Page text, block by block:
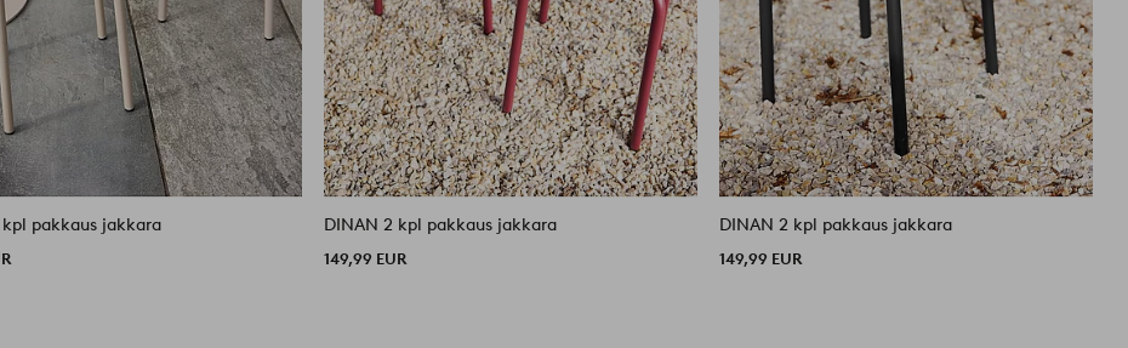
kpl pakkaus jakkara DINAN 2 kpl pakkaus jakkara
149,99 EUR
DINAN 2 kpl pakkaus jakkara
149,99 EUR